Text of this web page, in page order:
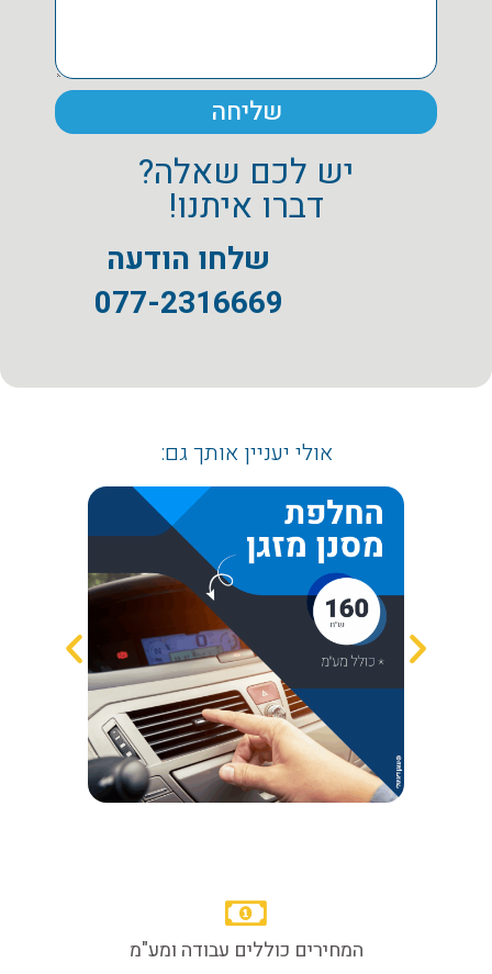
שליחה
יש לכם שאלה?
דברו איתנו!
שלחו הודעה
077-2316669
אולי יעניין אותך גם:
המחירים כוללים עבודה ומע"מ